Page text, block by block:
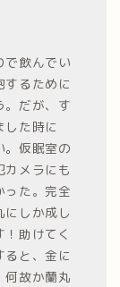
で飲んでい
るために
。だが、す
た時に
。仮眠室の
メラにも
った。完全
しか成し
助けてく
と、金に
何故か蘭丸